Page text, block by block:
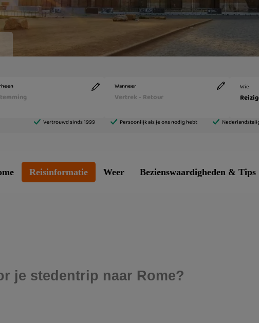
Reisinformatie Weer Bezienswaardigheden & Tips
je stedentrip naar Rome?